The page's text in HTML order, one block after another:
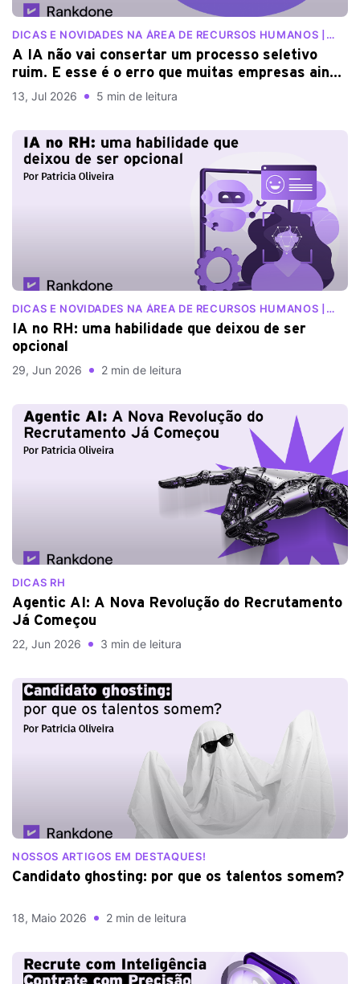
DICAS E NOVIDADES NA ÁREA DE RECURSOS HUMANOS |
A IA não vai consertar um processo seletivo
ruim. E esse é o erro que muitas empresas ainda
cometem
13, Jul 2026 5 min de leitura
DICAS E NOVIDADES NA ÁREA DE RECURSOS HUMANOS |
IA no RH: uma habilidade que deixou de ser
opcional
29, Jun 2026 2 min de leitura
DICAS RH
Agentic AI: A Nova Revolução do Recrutamento
Já Começou
22, Jun 2026 3 min de leitura
NOSSOS ARTIGOS EM DESTAQUES!
Candidato ghosting: por que os talentos somem?
18, Maio 2026 2 min de leitura